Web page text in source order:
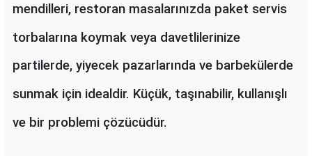
mendilleri, restoran masalarınızda paket servis
torbalarına koymak veya davetlilerinize
partilerde, yiyecek pazarlarında ve barbekülerde
sunmak için idealdir. Küçük, taşınabilir, kullanışlı
ve bir problemi çözücüdür.